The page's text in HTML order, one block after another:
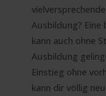
Ausbildung?
kann auch ohne
Ausbildung
Einstieg ohne
kann dir völlig